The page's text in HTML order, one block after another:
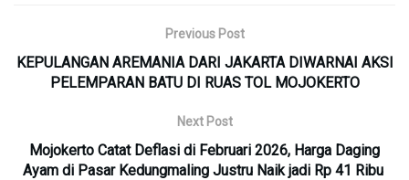
Previous Post
KEPULANGAN AREMANIA DARI JAKARTA DIWARNAI AKSI
PELEMPARAN BATU DI RUAS TOL MOJOKERTO
Next Post
Mojokerto Catat Deflasi di Februari 2026, Harga Daging
Ayam di Pasar Kedungmaling Justru Naik jadi Rp 41 Ribu